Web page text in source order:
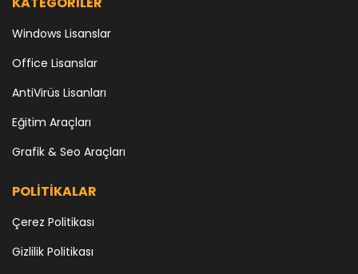
Windows Lisanslar
Office Lisanslar
AntiVirüs Lisanları
Eğitim Araçları
Grafik & Seo Araçları
POLİTİKALAR
Çerez Politikası
Gizlilik Politikası